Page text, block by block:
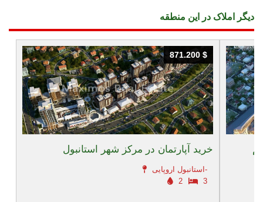
دیگر املاک در این منطقه
خرید آپارتمان در مرکز شهر استانبول
استانبول اروپایی-
3
2
871.200 $
871.200 $